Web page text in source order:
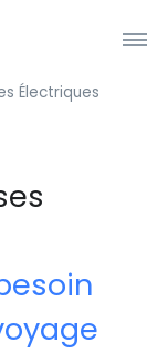
Électriques